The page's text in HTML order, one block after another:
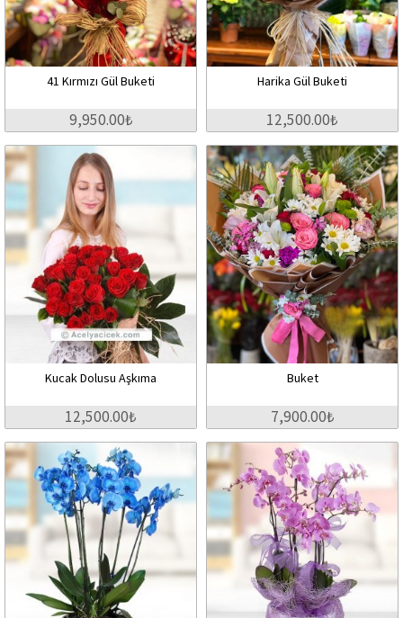
41 Kırmızı Gül Buketi
9,950.00₺
Harika Gül Buketi
12,500.00₺
Kucak Dolusu Aşkıma
12,500.00₺
Buket
7,900.00₺